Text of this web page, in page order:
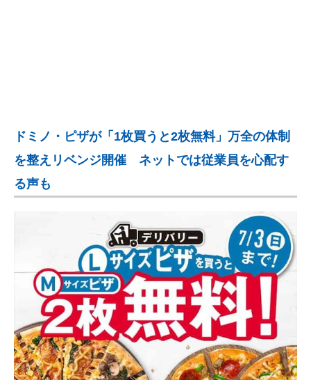
製造業のIT導入・活用を支援
電子設計の基本と応用
エネルギーの専門メディア
建設×テクノロジーの最前線
ちょっと気になるネットの話題
ドミノ・ピザが「1枚買うと2枚無料」万全の体制
を整えリベンジ開催 ネットでは従業員を心配す
る声も